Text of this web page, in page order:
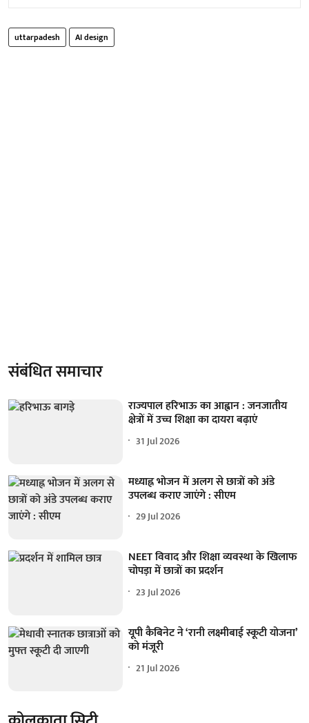
uttarpadesh AI design
संबंधित समाचार
राज्यपाल हरिभाऊ का आह्वान : जनजातीय
क्षेत्रों में उच्च शिक्षा का दायरा बढ़ाएं
31 Jul 2026
मध्याह्न भोजन में अलग से छात्रों को अंडे
उपलब्ध कराए जाएंगे : सीएम
29 Jul 2026
NEET विवाद और शिक्षा व्यवस्था के खिलाफ
चोपड़ा में छात्रों का प्रदर्शन
23 Jul 2026
यूपी कैबिनेट ने ‘रानी लक्ष्मीबाई स्कूटी योजना’
को मंजूरी
21 Jul 2026